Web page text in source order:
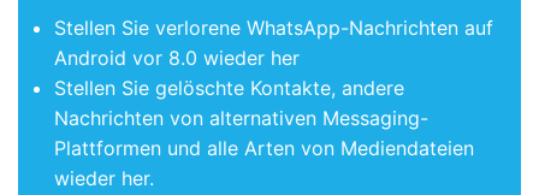
Stellen Sie verlorene WhatsApp-Nachrichten auf
Android vor 8.0 wieder her
Stellen Sie gelöschte Kontakte, andere
Nachrichten von alternativen Messaging-
Plattformen und alle Arten von Mediendateien
wieder her.